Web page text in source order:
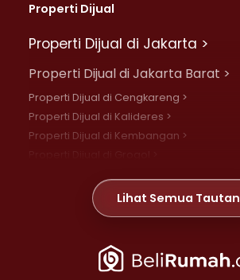
Properti Dijual
Properti Dijual di Jakarta >
Properti Dijual di Jakarta Barat >
Properti Dijual di Cengkareng >
Properti Dijual di Kalideres >
Properti Dijual di Kembangan >
Properti Dijual di Meruya >
Properti Dijual di Jelambar >
Properti Dijual di Jakarta Pusat >
Lihat Semua Tautan